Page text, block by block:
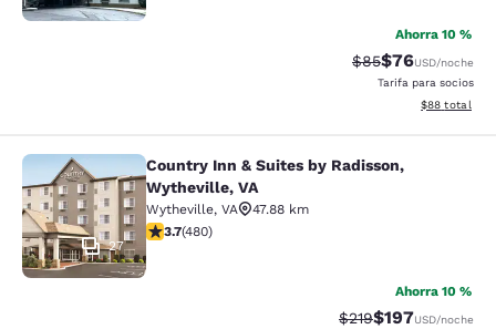
Ahorra 10 %
Precio tachado:
$85Precio con
$76USD/noche
Tarifa para socios
Ver detalles
$88 total
Country Inn & Suites by Radisson,
27
Country Inn & Suites by Radisson,
Wytheville, VA
Wytheville, VA
47.88 km
calificación de 3.74 estrellas. Bueno. 480 reseñas
3.7(480)
Ahorra 10 %
Precio tachado:
$219Precio con
$197USD/noche